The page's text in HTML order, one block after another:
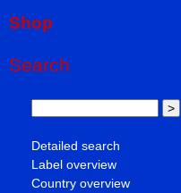
Shop
Search
Detailed search
Label overview
Country overview